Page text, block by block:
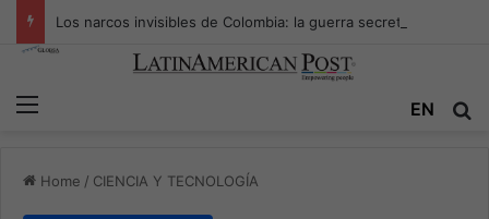
Menu EN
Home / CIENCIA Y TECNOLOGÍA